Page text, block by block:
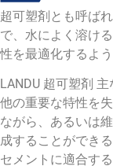
超可塑剤 とも呼ば
で、水によく溶け
性を最適化するよ
LANDU 超可塑剤 主
他の重要な特性を失
ながら、あるいは
成することができる
セメントに適合する